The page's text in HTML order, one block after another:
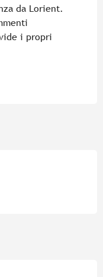
da Lorient.
i propri